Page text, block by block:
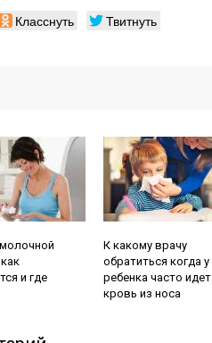
Класснуть Твитнуть
и где
К какому врачу
обратиться когда у
ребенка часто идет
кровь из носа